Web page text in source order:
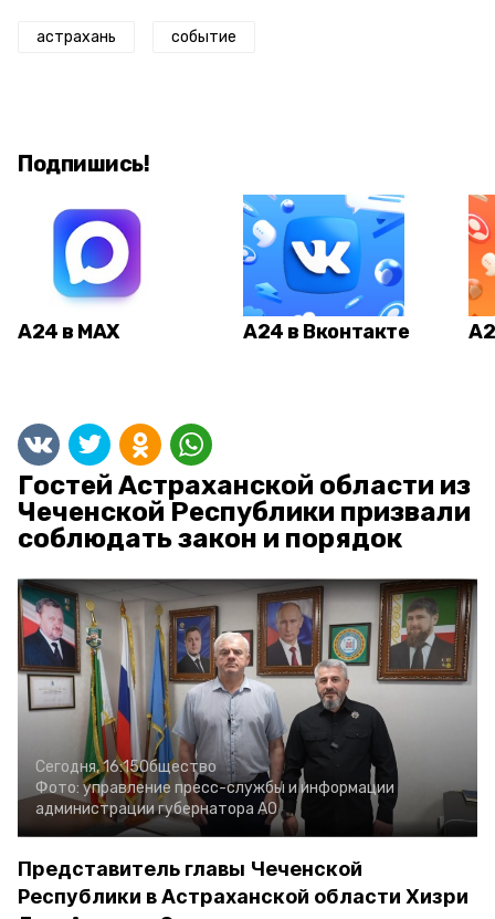
астрахань событие
Подпишись!
А24 в MAX А24 в Вконтакте
Гостей Астраханской области из
Чеченской Республики призвали
соблюдать закон и порядок
Сегодня, 16:15Общество
Фото: управление пресс-службы и информации
администрации губернатора АО
Представитель главы Чеченской
Республики в Астраханской области Хизри